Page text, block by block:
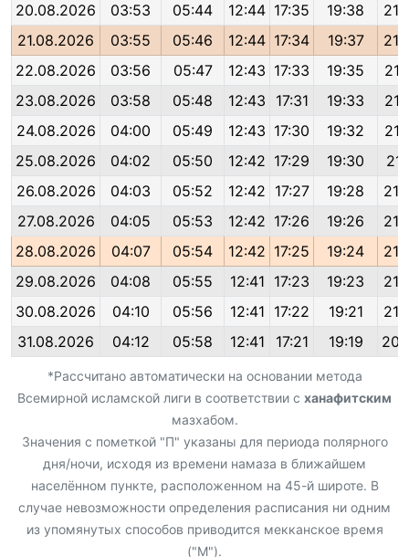
20.08.2026
03:53 05:44 12:44 17:35 19:38
21.08.2026
03:55 05:46 12:44 17:34 19:37
22.08.2026
03:56 05:47 12:43 17:33 19:35
23.08.2026
03:58 05:48 12:43 17:31 19:33
24.08.2026
04:00 05:49 12:43 17:30 19:32
25.08.2026
04:02 05:50 12:42 17:29 19:30
26.08.2026
04:03 05:52 12:42 17:27 19:28
27.08.2026
04:05 05:53 12:42 17:26 19:26
28.08.2026
04:07 05:54 12:42 17:25 19:24
29.08.2026
04:08 05:55 12:41 17:23 19:23
30.08.2026
04:10 05:56 12:41 17:22 19:21
31.08.2026
04:12 05:58 12:41 17:21 19:19
*Рассчитано автоматически на основании метода
Всемирной исламской лиги в соответствии с ханафитским
мазхабом.
Значения с пометкой "П" указаны для периода полярного
дня/ночи, исходя из времени намаза в ближайшем
населённом пункте, расположенном на 45-й широте. В
случае невозможности определения расписания ни одним
из упомянутых способов приводится мекканское время
("М").